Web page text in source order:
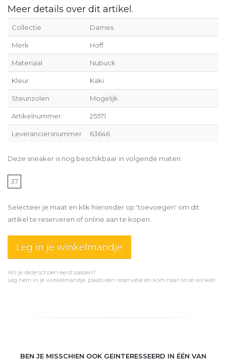
Meer details over dit artikel.
Collectie Dames
Merk Hoff
Materiaal Nubuck
Kleur Kaki
Steunzolen Mogelijk
Artikelnummer 25571
Leveranciersnummer 63646
Deze sneaker is nog beschikbaar in volgende maten:
37
Selecteer je maat en klik hieronder op 'toevoegen' om dit
artikel te reserveren of online aan te kopen.
Leg in je winkelmandje
Wil je deze schoen eerst passen?
Leg hem in je winkelmandje, plaats een reservatie en kom naar onze winkel!
BEN JE MISSCHIEN OOK GEINTERESSEERD IN ÉÉN VAN